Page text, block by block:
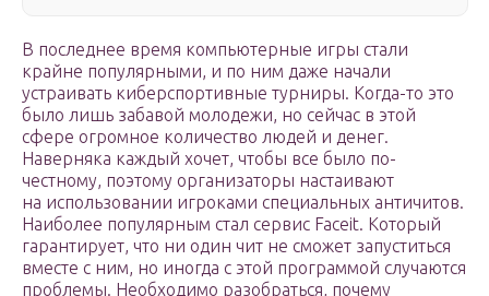
В последнее время компьютерные игры стали
крайне популярными, и по ним даже начали
устраивать киберспортивные турниры. Когда-то это
было лишь забавой молодежи, но сейчас в этой
сфере огромное количество людей и денег.
Наверняка каждый хочет, чтобы все было по-
честному, поэтому организаторы настаивают
на использовании игроками специальных античитов.
Наиболее популярным стал сервис Faceit. Который
гарантирует, что ни один чит не сможет запуститься
вместе с ним, но иногда с этой программой случаются
проблемы. Необходимо разобраться, почему